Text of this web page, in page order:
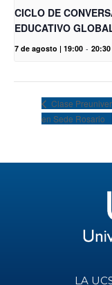
CICLO DE
EDUCATIVO
7 de agosto | 19:00 - 20:30
Clase
en Sede Rosario
LA